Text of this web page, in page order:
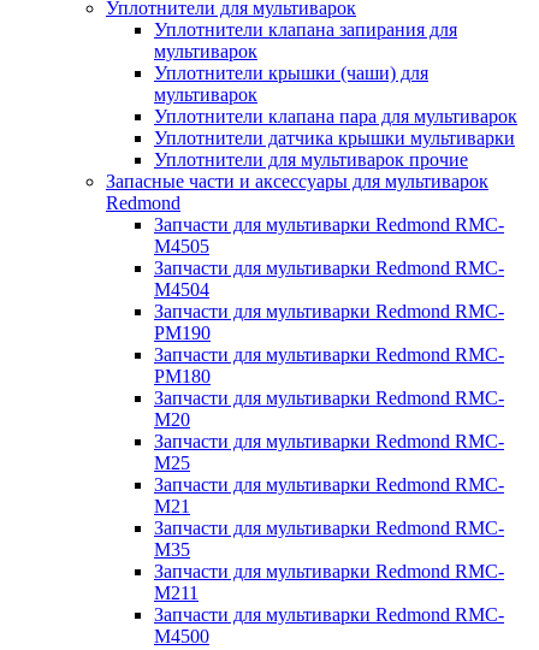
Уплотнители для мультиварок
Уплотнители клапана запирания для
мультиварок
Уплотнители крышки (чаши) для
мультиварок
Уплотнители клапана пара для мультиварок
Уплотнители датчика крышки мультиварки
Уплотнители для мультиварок прочие
Запасные части и аксессуары для мультиварок
Redmond
Запчасти для мультиварки Redmond RMC-
M4505
Запчасти для мультиварки Redmond RMC-
M4504
Запчасти для мультиварки Redmond RMC-
PM190
Запчасти для мультиварки Redmond RMC-
PM180
Запчасти для мультиварки Redmond RMC-
M20
Запчасти для мультиварки Redmond RMC-
M25
Запчасти для мультиварки Redmond RMC-
M21
Запчасти для мультиварки Redmond RMC-
M35
Запчасти для мультиварки Redmond RMC-
M211
Запчасти для мультиварки Redmond RMC-
M4500